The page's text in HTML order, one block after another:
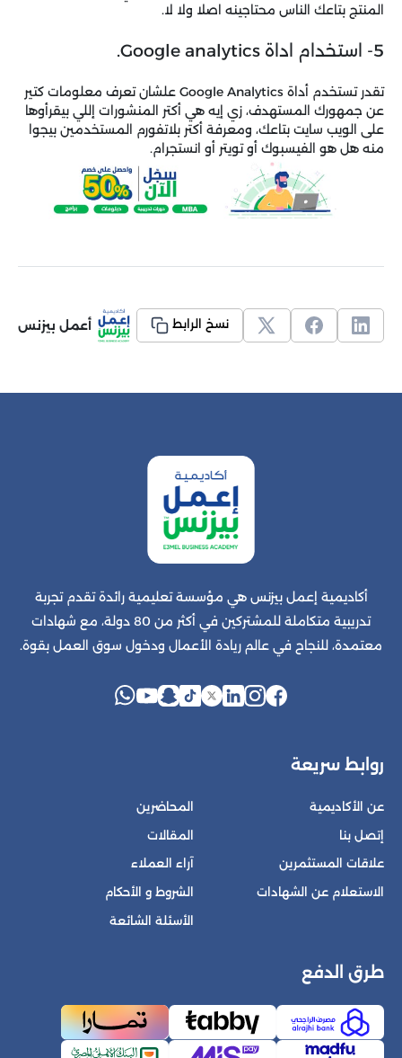
المنتج بتاعك الناس محتاجينه اصلا ولا لا.
5- استخدام اداة Google analytics.
تقدر تستخدم أداة Google Analytics علشان تعرف معلومات كتير
عن جمهورك المستهدف، زي إيه هي أكتر المنشورات إللي بيقرأوها
على الويب سايت بتاعك، ومعرفة أكتر بلاتفورم المستخدمين بيجوا
منه هل هو الفيسبوك أو تويتر أو انستجرام.
نسخ الرابط أعمل بيزنس
أكاديمية إعمل بيزنس هي مؤسسة تعليمية رائدة تقدم تجربة
تدريبية متكاملة للمشتركين في أكثر من 80 دولة، مع شهادات
معتمدة، للنجاح في عالم ريادة الأعمال ودخول سوق العمل بقوة.
روابط سريعة
عن الأكاديمية
إتصل بنا
علاقات المستثمرين
الاستعلام عن الشهادات
المحاضرين
المقالات
آراء العملاء
الشروط و الأحكام
الأسئلة الشائعة
طرق الدفع